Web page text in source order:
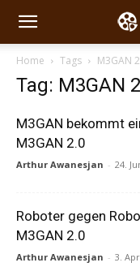
Home Tags M3GAN 2
Tag: M3GAN 2
M3GAN bekommt
M3GAN 2.0
Arthur Awanesjan - 24.
Roboter gegen
M3GAN 2.0
Arthur Awanesjan - 3.